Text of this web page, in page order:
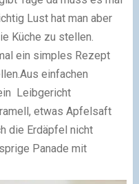
Lust hat man aber
Küche zu stellen.
ein simples Rezept
Aus einfachen
Leibgericht
etwas Apfelsaft
die Erdäpfel nicht
Panade mit